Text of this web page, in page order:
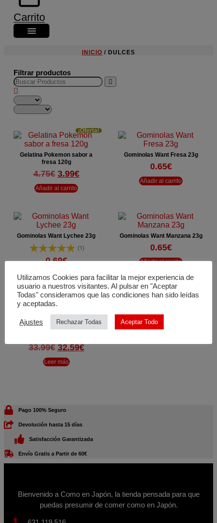
Carrito
INICIO / DULCES
Filtrar productos
¡Oferta!
Gelatina Pokemon sabor a
fresa 120g
4.75€ El
precio
original
4.75€.
3.99€El
3.99€.
Añadir al carrito
Gominolas Want Fresa 23g
0.65€
Añadir al carrito
Gominolas Want Lychee 23g
(1)
0.69€
Añadir al carrito
Gominolas Want Manzana 23g
0.65€
Añadir al carrito
¡Oferta!
Japan Experience Box
33.99€ El
precio
original
32.59€El
Leer más
Pago 100% Seguro
Devolución hasta 15 días
Satisfacción Garantizada
Envío Gratis a Partir de 60€
Bienvenido a Como en Japón, la tienda pensada para que
puedas presumir de comer como en Japón.
Utilizamos Cookies para facilitar la mejor experiencia de
usuario a nuestros visitantes. Al pulsar en "Aceptar
Todas" consideramos que las condiciones han sido leídas
y aceptadas.
Ajustes Rechazar Todas Aceptar Todo